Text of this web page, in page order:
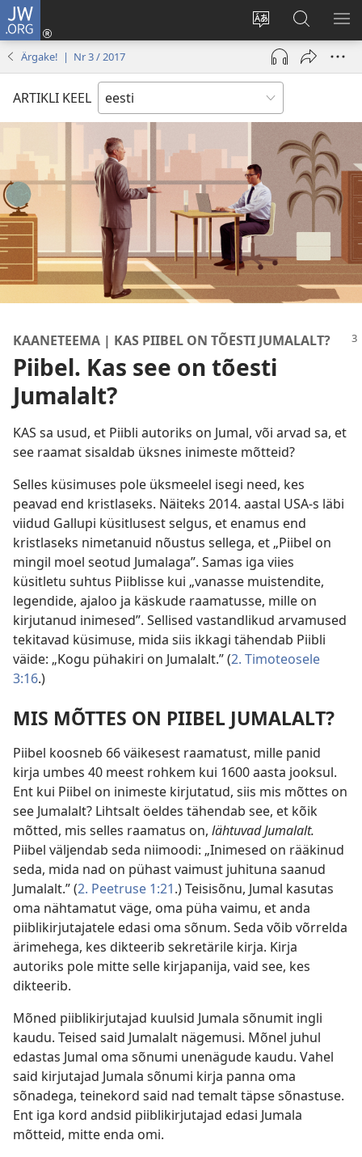
JW.ORG
Muuda
veebisaidi
keelt
Logi
sisse
(avab
akna)
Otsi
saidilt
JW.ORG
Ärgake! | Nr 3 / 2017
ARTIKLI KEEL
KAANETEEMA | KAS PIIBEL ON TÕESTI JUMALALT?
Piibel. Kas see on tõesti
Jumalalt?
KAS sa usud, et Piibli autoriks on Jumal, või arvad sa, et
see raamat sisaldab üksnes inimeste mõtteid?
Selles küsimuses pole üksmeelel isegi need, kes
peavad end kristlaseks. Näiteks 2014. aastal USA-s läbi
viidud Gallupi küsitlusest selgus, et enamus end
kristlaseks nimetanuid nõustus sellega, et „Piibel on
mingil moel seotud Jumalaga”. Samas iga viies
küsitletu suhtus Piiblisse kui „vanasse muistendite,
legendide, ajaloo ja käskude raamatusse, mille on
kirjutanud inimesed”. Sellised vastandlikud arvamused
tekitavad küsimuse, mida siis ikkagi tähendab Piibli
väide: „Kogu pühakiri on Jumalalt.” (2. Timoteosele
3:16.)
MIS MÕTTES ON PIIBEL JUMALALT?
Piibel koosneb 66 väikesest raamatust, mille panid
kirja umbes 40 meest rohkem kui 1600 aasta jooksul.
Ent kui Piibel on inimeste kirjutatud, siis mis mõttes on
see Jumalalt? Lihtsalt öeldes tähendab see, et kõik
mõtted, mis selles raamatus on, lähtuvad Jumalalt.
Piibel väljendab seda niimoodi: „Inimesed on rääkinud
seda, mida nad on pühast vaimust juhituna saanud
Jumalalt.” (2. Peetruse 1:21.) Teisisõnu, Jumal kasutas
oma nähtamatut väge, oma püha vaimu, et anda
piiblikirjutajatele edasi oma sõnum. Seda võib võrrelda
ärimehega, kes dikteerib sekretärile kirja. Kirja
autoriks pole mitte selle kirjapanija, vaid see, kes
dikteerib.
Mõned piiblikirjutajad kuulsid Jumala sõnumit ingli
kaudu. Teised said Jumalalt nägemusi. Mõnel juhul
edastas Jumal oma sõnumi unenägude kaudu. Vahel
said kirjutajad Jumala sõnumi kirja panna oma
sõnadega, teinekord said nad temalt täpse sõnastuse.
Ent iga kord andsid piiblikirjutajad edasi Jumala
mõtteid, mitte enda omi.